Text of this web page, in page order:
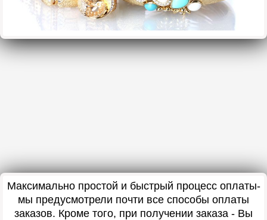
Максимально простой и быстрый процесс оплаты-
мы предусмотрели почти все способы оплаты
заказов. Кроме того, при получении заказа - Вы